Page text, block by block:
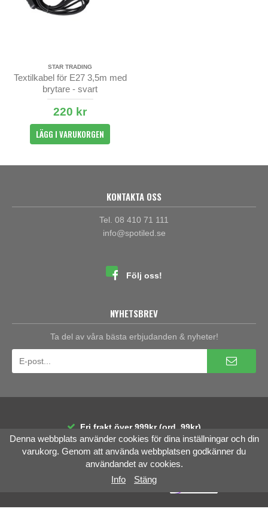
STAR TRADING
Textilkabel för E27 3,5m med
brytare - svart
220 kr
LÄGG I VARUKORGEN
KONTAKTA OSS
Tel. 08 410 71 111
info@spotiled.se
Följ oss!
NYHETSBREV
Ta del av våra bästa erbjudanden & nyheter!
Fri frakt över 999kr (ord. 99kr)
30 dagars öppet köp
Räntefri delbetalning
Denna webbplats använder cookies för dina inställningar och din
varukorg. Genom att använda webbplatsen godkänner du
användandet av cookies.
Info
Stäng